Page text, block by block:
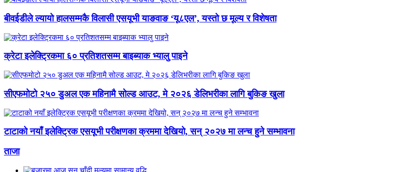
बीवईडीले ल्यायो हालसम्मकै विलासी एसयूभी याङवाङ ‘यू८एल’, यस्तो छ मूल्य र विशेषता
क्रेटा इलेक्ट्रिकमा ६० प्रतिशतसम्म बाइब्याक भ्यालु पाइने
सीएफमोटो २५० डुअल एक महिनामै सोल्ड आउट, मे २०२६ डेलिभरीका लागि बुकिङ खुला
टाटाको नयाँ इलेक्ट्रिक एसयूभी परीक्षणका क्रममा देखियो, सन् २०२७ मा लन्च हुने सम्भावना
ताजा